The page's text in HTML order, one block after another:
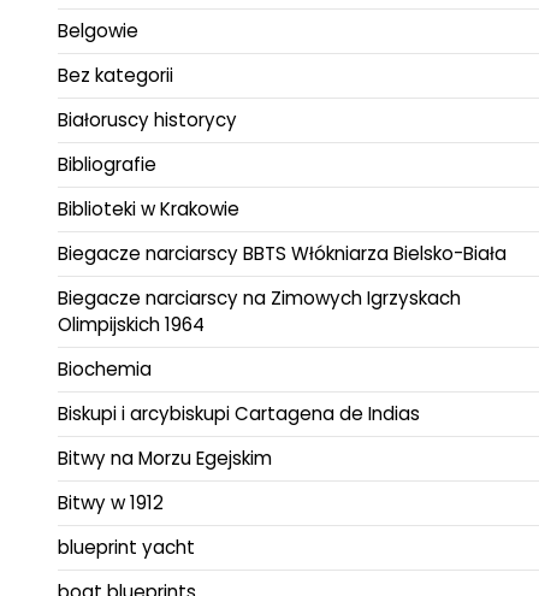
Belgowie
Bez kategorii
Białoruscy historycy
Bibliografie
Biblioteki w Krakowie
Biegacze narciarscy BBTS Włókniarza Bielsko-Biała
Biegacze narciarscy na Zimowych Igrzyskach
Olimpijskich 1964
Biochemia
Biskupi i arcybiskupi Cartagena de Indias
Bitwy na Morzu Egejskim
Bitwy w 1912
blueprint yacht